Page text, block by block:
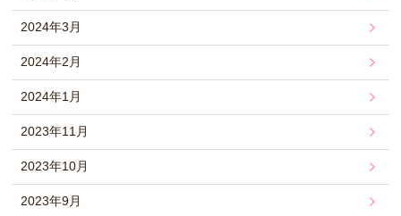
2024年3月
2024年2月
2024年1月
2023年11月
2023年10月
2023年9月